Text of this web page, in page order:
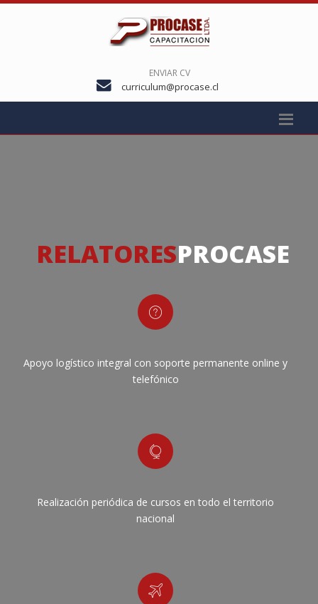
ENVIAR CV
curriculum@procase.cl
RELATORESPROCASE
Apoyo logístico integral con soporte permanente online y
telefónico
Realización periódica de cursos en todo el territorio
nacional